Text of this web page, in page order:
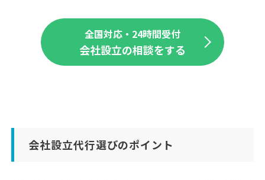
全国対応・24時間受付
会社設立の相談をする
会社設立代行選びのポイント